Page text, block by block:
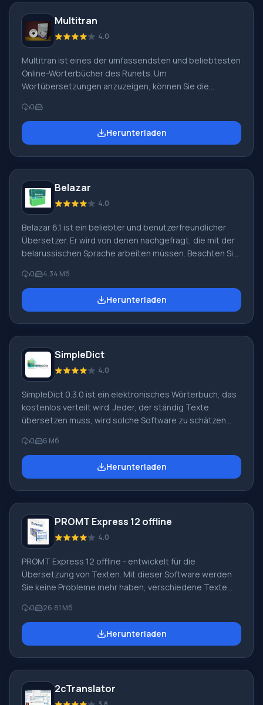
und Sprachen, dann kommt ein Online-Wörterbuch zur
Hilfe und
Multitran
4.0
Multitran ist eines der umfassendsten und beliebtesten
Online-Wörterbücher des Runets. Um
Wortübersetzungen anzuzeigen, können Sie die
Windows 7 herunterladen. Programmfunktionen Wenn
Sie Multitran herunterladen, werden die folgenden
Wörterbücher verfügbar: Englisch-Russisch, Deutsch-
in beide Richtungen: Geben Sie einfach ein Wort oder
einen Satz in einer der unterstützten Sprachen ein und
0
Herunterladen
Belazar
4.0
Belazar 6.1 ist ein beliebter und benutzerfreundlicher
Übersetzer. Er wird von denen nachgefragt, die mit der
belarussischen Sprache arbeiten müssen. Beachten Sie,
als auch umgekehrt übersetzt werden können. Der
Übersetzungsprozess ist fast automatisch. Auf unserer
Webseite können Sie jederzeit Belazar 6.1 für Windows
haben die Möglichkeit vorgesehen
0 4.34 Мб
Herunterladen
SimpleDict
4.0
SimpleDict 0.3.0 ist ein elektronisches Wörterbuch, das
kostenlos verteilt wird. Jeder, der ständig Texte
übersetzen muss, wird solche Software zu schätzen
auf unserer Website herunterladen. Es wird nur minimale
Zeit in Anspruch nehmen. Klicken Sie einfach auf den
direkten Link und starten Sie so den Dateidownload. Die
0 6 Мб
Herunterladen
PROMT Express 12 offline
4.0
PROMT Express 12 offline - entwickelt für die
Übersetzung von Texten. Mit dieser Software werden
Sie keine Probleme mehr haben, verschiedene Texte
übersetzen. Wir empfehlen Ihnen, PROMT Express 7.0
herunterzuladen, um mit Dokumenten in den Formaten
DOC, RTF, TXT, PDF, Webseiten und E-Mails zu arbeiten.
Zwischenablage durch. Eine Besonderheit der Software
0 26.81 Мб
Herunterladen
2cTranslator